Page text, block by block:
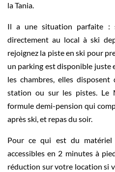
la Tania.
Il a une situation parfaite :
directement au local à ski
rejoignez la piste en ski pour
un parking est disponible juste
les chambres, elles
station ou sur les pistes. Le
formule demi-pension qui
après ski, et repas du soir.
Pour ce qui est du
accessibles en 2 minutes à
réduction sur votre location si